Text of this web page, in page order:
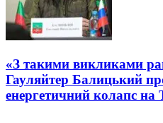
«З такими викликами
Гауляйтер Балицький
енергетичний колапс на